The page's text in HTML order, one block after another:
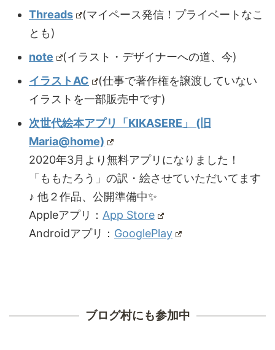
Threads
(マイペース発信！プライベートなこ
とも)
note
(イラスト・デザイナーへの道、今)
イラストAC
(仕事で著作権を譲渡していない
イラストを一部販売中です)
次世代絵本アプリ「KIKASERE」 (旧
Maria@home)
2020年3月より無料アプリになりました！
「ももたろう」の訳・絵させていただいてます
♪ 他２作品、公開準備中✨
Appleアプリ： App Store
Androidアプリ： GooglePlay
ブログ村にも参加中